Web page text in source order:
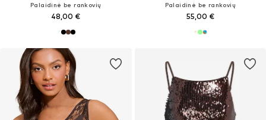
Palaidinė be rankovių
48,00 €
Palaidinė be rankovių
55,00 €